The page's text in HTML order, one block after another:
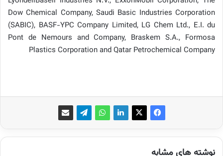
Dow Chemical Company, Saudi Basic Industries Corporation
(SABIC), BASF-YPC Company Limited, LG Chem Ltd., E.I. du
Pont de Nemours and Company, Braskem S.A., Formosa
Plastics Corporation and Qatar Petrochemical Company
نوشته های مشابه